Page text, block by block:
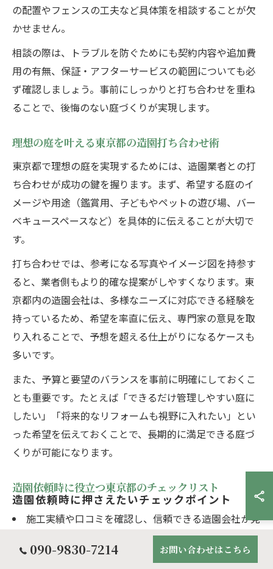
の配置やフェンスの工夫など具体策を相談することが欠
かせません。
相談の際は、トラブルを防ぐためにも契約内容や追加費
用の有無、保証・アフターサービスの範囲についても必
ず確認しましょう。事前にしっかりと打ち合わせを重ね
ることで、後悔のない庭づくりが実現します。
理想の庭を叶える東京都の造園打ち合わせ術
東京都で理想の庭を実現するためには、造園業者との打
ち合わせが成功の鍵を握ります。まず、希望する庭のイ
メージや用途（鑑賞用、子どもやペットの遊び場、バー
ベキュースペースなど）を具体的に伝えることが大切で
す。
打ち合わせでは、参考になる写真やイメージ図を持参す
ると、業者側もより的確な提案がしやすくなります。東
京都内の造園会社は、多様なニーズに対応できる経験を
持っているため、希望を率直に伝え、専門家の意見を取
り入れることで、予想を超える仕上がりになるケースも
多いです。
また、予算と要望のバランスを事前に明確にしておくこ
とも重要です。たとえば「できるだけ管理しやすい庭に
したい」「将来的なリフォームも視野に入れたい」とい
った希望を伝えておくことで、長期的に満足できる庭づ
くりが可能になります。
造園依頼時に役立つ東京都のチェックリスト
造園依頼時に押さえたいチェックポイント
施工実績や口コミを確認し、信頼できる造園会社か見
希望する庭のイメージや用途を明確にし、資料を用意
090-9830-7214 お問い合わせはこちら